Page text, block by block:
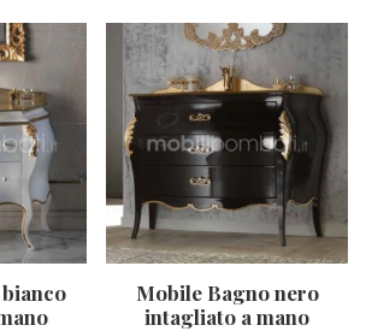
Mobile Bagno nero
intagliato a mano